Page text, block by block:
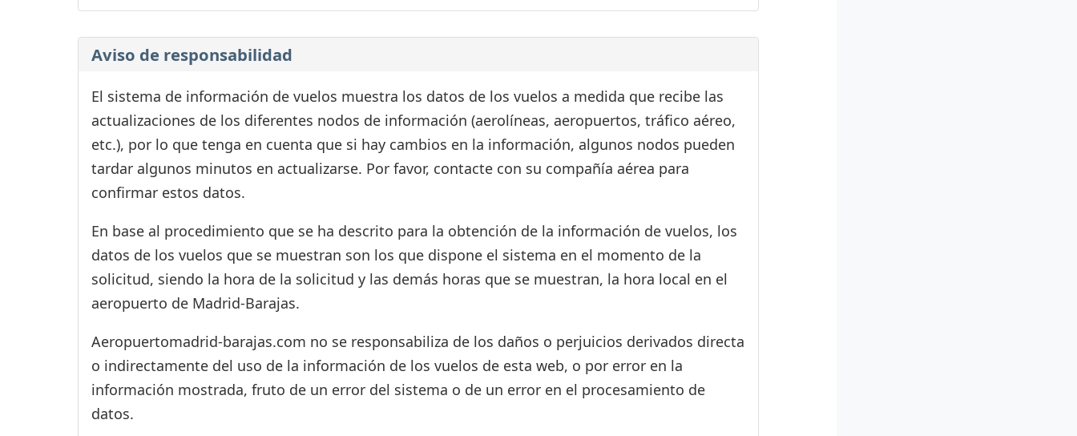
Aviso de responsabilidad
El sistema de información de vuelos muestra los datos de los vuelos a medida que recibe las
actualizaciones de los diferentes nodos de información (aerolíneas, aeropuertos, tráfico aéreo,
etc.), por lo que tenga en cuenta que si hay cambios en la información, algunos nodos pueden
tardar algunos minutos en actualizarse. Por favor, contacte con su compañía aérea para
confirmar estos datos.
En base al procedimiento que se ha descrito para la obtención de la información de vuelos, los
datos de los vuelos que se muestran son los que dispone el sistema en el momento de la
solicitud, siendo la hora de la solicitud y las demás horas que se muestran, la hora local en el
aeropuerto de Madrid-Barajas.
Aeropuertomadrid-barajas.com no se responsabiliza de los daños o perjuicios derivados directa
o indirectamente del uso de la información de los vuelos de esta web, o por error en la
información mostrada, fruto de un error del sistema o de un error en el procesamiento de
datos.